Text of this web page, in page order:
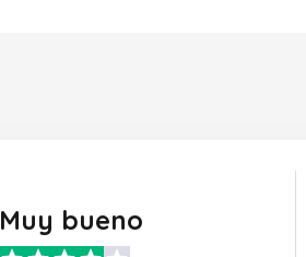
Muy bueno